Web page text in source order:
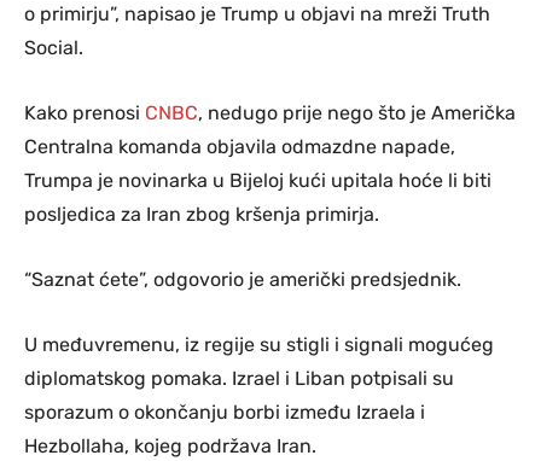
o primirju”, napisao je Trump u objavi na mreži Truth
Social.
Kako prenosi CNBC, nedugo prije nego što je Američka
Centralna komanda objavila odmazdne napade,
Trumpa je novinarka u Bijeloj kući upitala hoće li biti
posljedica za Iran zbog kršenja primirja.
“Saznat ćete”, odgovorio je američki predsjednik.
U međuvremenu, iz regije su stigli i signali mogućeg
diplomatskog pomaka. Izrael i Liban potpisali su
sporazum o okončanju borbi između Izraela i
Hezbollaha, kojeg podržava Iran.